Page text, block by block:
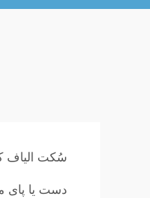
سُکت الیاف
دست یا پای